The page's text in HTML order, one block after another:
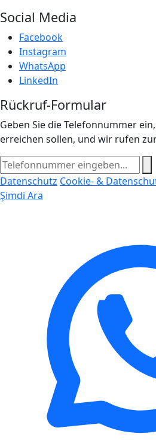
Social Media
Facebook
Instagram
WhatsApp
LinkedIn
Rückruf-Formular
Geben Sie die Telefonnummer
erreichen sollen, und wir rufen
Datenschutz Cookie- &
Şimdi Ara